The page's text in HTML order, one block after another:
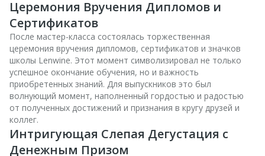
Церемония Вручения Дипломов и
Сертификатов
После мастер-класса состоялась торжественная
церемония вручения дипломов, сертификатов и значков
школы Lenwine. Этот момент символизировал не только
успешное окончание обучения, но и важность
приобретенных знаний. Для выпускников это был
волнующий момент, наполненный гордостью и радостью
от полученных достижений и признания в кругу друзей и
коллег.
Интригующая Слепая Дегустация с
Денежным Призом